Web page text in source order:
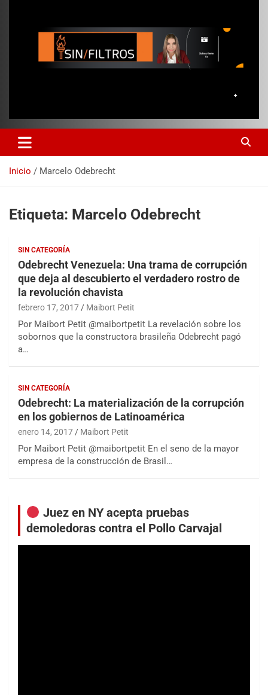
Inicio Marcelo Odebrecht
Etiqueta: Marcelo Odebrecht
SIN CATEGORÍA
Odebrecht Venezuela: Una trama de corrupción
que deja al descubierto el verdadero rostro de
la revolución chavista
febrero 17, 2017 Maibort Petit
Por Maibort Petit @maibortpetit La revelación sobre los
sobornos que la constructora brasileña Odebrecht pagó
a…
SIN CATEGORÍA
Odebrecht: La materialización de la corrupción
en los gobiernos de Latinoamérica
enero 14, 2017 Maibort Petit
Por Maibort Petit @maibortpetit En el seno de la mayor
empresa de la construcción de Brasil…
Juez en NY acepta pruebas
demoledoras contra el Pollo Carvajal